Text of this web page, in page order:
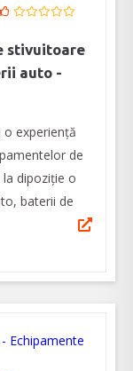
stivuitoare
auto -
o experiență
de
dipoziție o
baterii de